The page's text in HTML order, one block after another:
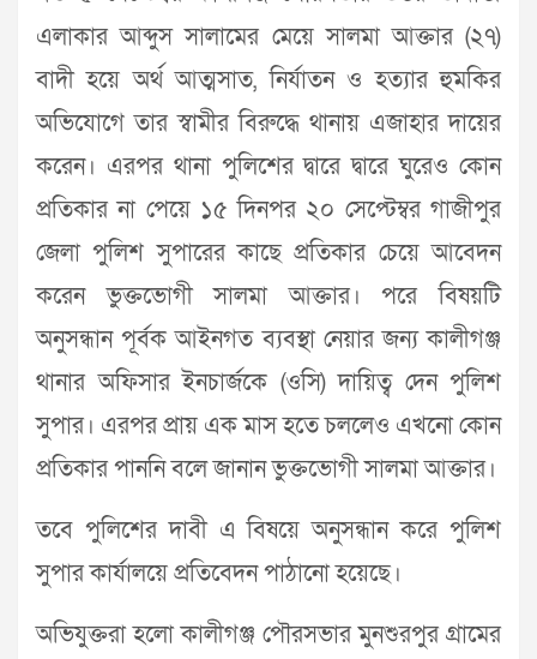
এলাকার আব্দুস সালামের মেয়ে সালমা আক্তার (২৭)
বাদী হয়ে অর্থ আত্মসাত, নির্যাতন ও হত্যার হুমকির
অভিযোগে তার স্বামীর বিরুদ্ধে থানায় এজাহার দায়ের
করেন। এরপর থানা পুলিশের দ্বারে দ্বারে ঘুরেও কোন
প্রতিকার না পেয়ে ১৫ দিনপর ২০ সেপ্টেম্বর গাজীপুর
জেলা পুলিশ সুপারের কাছে প্রতিকার চেয়ে আবেদন
করেন ভুক্তভোগী সালমা আক্তার। পরে বিষয়টি
অনুসন্ধান পূর্বক আইনগত ব্যবস্থা নেয়ার জন্য কালীগঞ্জ
থানার অফিসার ইনচার্জকে (ওসি) দায়িত্ব দেন পুলিশ
সুপার। এরপর প্রায় এক মাস হতে চললেও এখনো কোন
প্রতিকার পাননি বলে জানান ভুক্তভোগী সালমা আক্তার।
তবে পুলিশের দাবী এ বিষয়ে অনুসন্ধান করে পুলিশ
সুপার কার্যালয়ে প্রতিবেদন পাঠানো হয়েছে।
অভিযুক্তরা হলো কালীগঞ্জ পৌরসভার মুনশুরপুর গ্রামের